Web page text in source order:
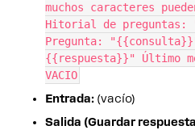
muchos caracteres
Hitorial de
Pregunta:
{{respuesta}}" Último
VACIO
Entrada: (vacío)
Salida (Guardar